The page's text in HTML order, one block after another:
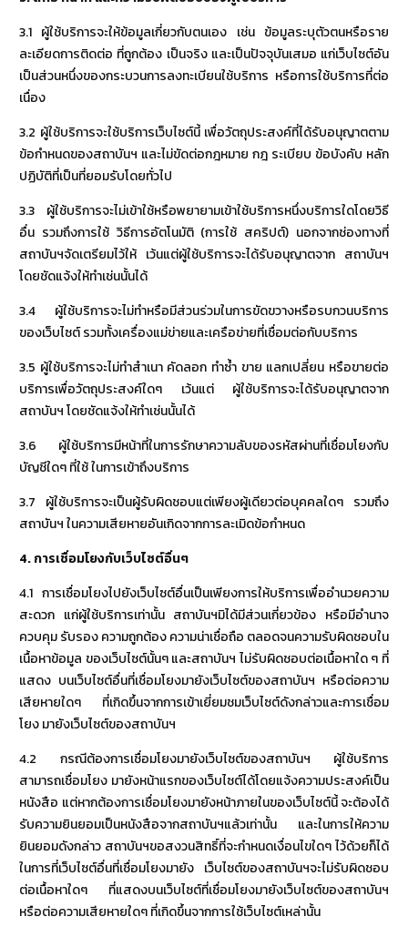
3.1 ผู้ใช้บริการจะให้ข้อมูลเกี่ยวกับตนเอง เช่น ข้อมูลระบุตัวตนหรือราย
ละเอียดการติดต่อ ที่ถูกต้อง เป็นจริง และเป็นปัจจุบันเสมอ แก่เว็บไซต์อัน
เป็นส่วนหนึ่งของกระบวนการลงทะเบียนใช้บริการ หรือการใช้บริการที่ต่อ
เนื่อง
3.2 ผู้ใช้บริการจะใช้บริการเว็บไซต์นี้ เพื่อวัตถุประสงค์ที่ได้รับอนุญาตตาม
ข้อกำหนดของสถาบันฯ และไม่ขัดต่อกฎหมาย กฎ ระเบียบ ข้อบังคับ หลัก
ปฏิบัติที่เป็นที่ยอมรับโดยทั่วไป
3.3 ผู้ใช้บริการจะไม่เข้าใช้หรือพยายามเข้าใช้บริการหนึ่งบริการใดโดยวิธี
อื่น รวมถึงการใช้ วิธีการอัตโนมัติ (การใช้ สคริปต์) นอกจากช่องทางที่
สถาบันฯจัดเตรียมไว้ให้ เว้นแต่ผู้ใช้บริการจะได้รับอนุญาตจาก สถาบันฯ
โดยชัดแจ้งให้ทำเช่นนั้นได้
3.4 ผู้ใช้บริการจะไม่ทำหรือมีส่วนร่วมในการขัดขวางหรือรบกวนบริการ
ของเว็บไซต์ รวมทั้งเครื่องแม่ข่ายและเครือข่ายที่เชื่อมต่อกับบริการ
3.5 ผู้ใช้บริการจะไม่ทำสำเนา คัดลอก ทำซ้ำ ขาย แลกเปลี่ยน หรือขายต่อ
บริการเพื่อวัตถุประสงค์ใดๆ เว้นแต่ ผู้ใช้บริการจะได้รับอนุญาตจาก
สถาบันฯ โดยชัดแจ้งให้ทำเช่นนั้นได้
3.6 ผู้ใช้บริการมีหน้าที่ในการรักษาความลับของรหัสผ่านที่เชื่อมโยงกับ
บัญชีใดๆ ที่ใช้ ในการเข้าถึงบริการ
3.7 ผู้ใช้บริการจะเป็นผู้รับผิดชอบแต่เพียงผู้เดียวต่อบุคคลใดๆ รวมถึง
สถาบันฯ ในความเสียหายอันเกิดจากการละเมิดข้อกำหนด
4.การเชื่อมโยงกับเว็บไซต์อื่นๆ
4.1 การเชื่อมโยงไปยังเว็บไซต์อื่นเป็นเพียงการให้บริการเพื่ออำนวยความ
สะดวก แก่ผู้ใช้บริการเท่านั้น สถาบันฯมิได้มีส่วนเกี่ยวข้อง หรือมีอำนาจ
ควบคุม รับรอง ความถูกต้อง ความน่าเชื่อถือ ตลอดจนความรับผิดชอบใน
เนื้อหาข้อมูล ของเว็บไซต์นั้นๆ และสถาบันฯ ไม่รับผิดชอบต่อเนื้อหาใด ๆ ที่
แสดง บนเว็บไซต์อื่นที่เชื่อมโยงมายังเว็บไซต์ของสถาบันฯ หรือต่อความ
เสียหายใดๆ ที่เกิดขึ้นจากการเข้าเยี่ยมชมเว็บไซต์ดังกล่าวและการเชื่อม
โยง มายังเว็บไซต์ของสถาบันฯ
4.2 กรณีต้องการเชื่อมโยงมายังเว็บไซต์ของสถาบันฯ ผู้ใช้บริการ
สามารถเชื่อมโยง มายังหน้าแรกของเว็บไซต์ได้โดยแจ้งความประสงค์เป็น
หนังสือ แต่หากต้องการเชื่อมโยงมายังหน้าภายในของเว็บไซต์นี้ จะต้องได้
รับความยินยอมเป็นหนังสือจากสถาบันฯแล้วเท่านั้น และในการให้ความ
ยินยอมดังกล่าว สถาบันฯขอสงวนสิทธิ์ที่จะกำหนดเงื่อนไขใดๆ ไว้ด้วยก็ได้
ในการที่เว็บไซต์อื่นที่เชื่อมโยงมายัง เว็บไซต์ของสถาบันฯจะไม่รับผิดชอบ
ต่อเนื้อหาใดๆ ที่แสดงบนเว็บไซต์ที่เชื่อมโยงมายังเว็บไซต์ของสถาบันฯ
หรือต่อความเสียหายใดๆ ที่เกิดขึ้นจากการใช้เว็บไซต์เหล่านั้น